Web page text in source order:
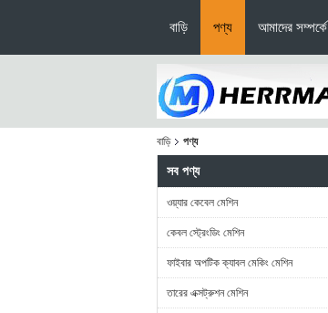
বাড়ি পণ্য আমাদের সম্পর্কে
বাড়ি পণ্য
সব পণ্য
ওয়্যার কেবেল মেশিন
কেবল স্ট্রেংডিং মেশিন
ফাইবার অপটিক ক্যাবল মেকিং মেশিন
তারের এক্সট্রুশন মেশিন